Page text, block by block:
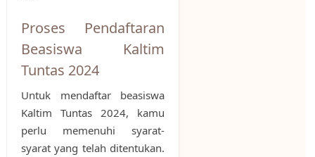
Proses Pendaftaran
Beasiswa Kaltim
Tuntas 2024
Untuk mendaftar beasiswa
Kaltim Tuntas 2024, kamu
perlu memenuhi syarat-
syarat yang telah ditentukan.